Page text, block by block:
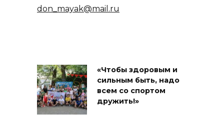
don_mayak@mail.ru
«Чтобы здоровым и
сильным быть, надо
всем со спортом
дружить!»